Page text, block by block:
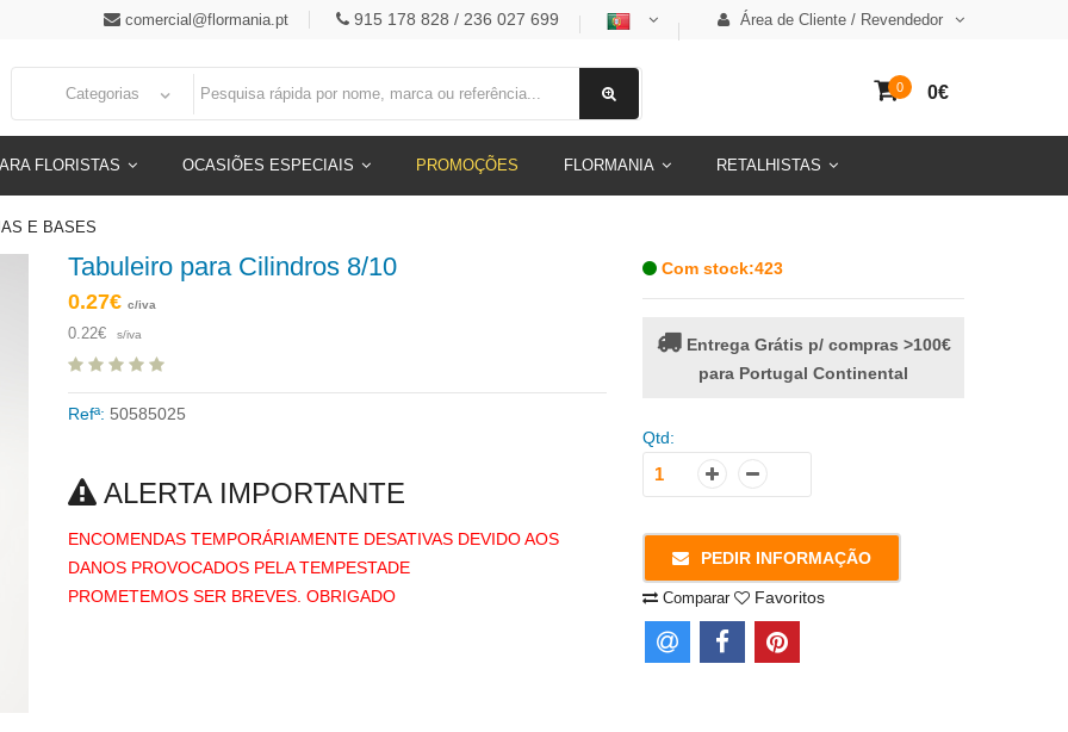
comercial@flormania.pt 915 178 828 / 236 027 699 Área de Cliente / Revendedor
Categorias
FLORISTAS OCASIÕES ESPECIAIS PROMOÇÕES FLORMANIA RETALHISTAS
0 0€
E BASES
Tabuleiro para Cilindros 8/10
0.27€ c/iva
0.22€ s/iva
Refª: 50585025
ALERTA IMPORTANTE
ENCOMENDAS TEMPORÁRIAMENTE DESATIVAS DEVIDO AOS
DANOS PROVOCADOS PELA TEMPESTADE
PROMETEMOS SER BREVES. OBRIGADO
Com stock:423
Entrega Grátis p/ compras >100€
para Portugal Continental
Qtd:
PEDIR INFORMAÇÃO
Comparar Favoritos